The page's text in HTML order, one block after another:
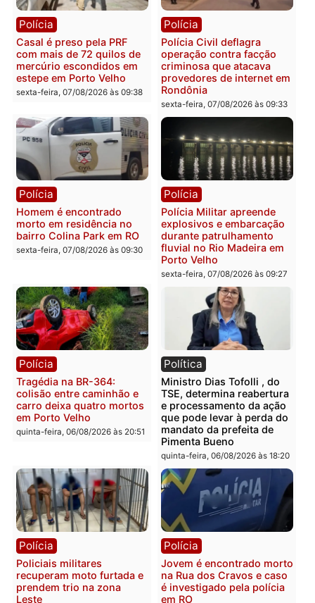
Polícia
2 MILHÕES – Unnesa
apresenta documentos
que comprovam
transparência e legalidade
na operação alvo da PF
Polícia
Polícia Federal apreende
400 quilos de drogas e
prende motorista em RO
sexta-feira, 07/08/2026 às
Polícia
Casal é preso pela PRF
com mais de 72 quilos de
mercúrio escondidos em
Polícia
Polícia Civil deflagra
operação contra facção
criminosa que atacava
provedores de internet
Rondônia
sexta-feira, 07/08/2026 às
Polícia
Homem é encontrado
morto em residência no
bairro Colina Park em RO
Polícia
Polícia Militar apreende
explosivos e
durante patrulhamento
fluvial no Rio Madeira em
Porto Velho
sexta-feira, 07/08/2026 às
Polícia Política